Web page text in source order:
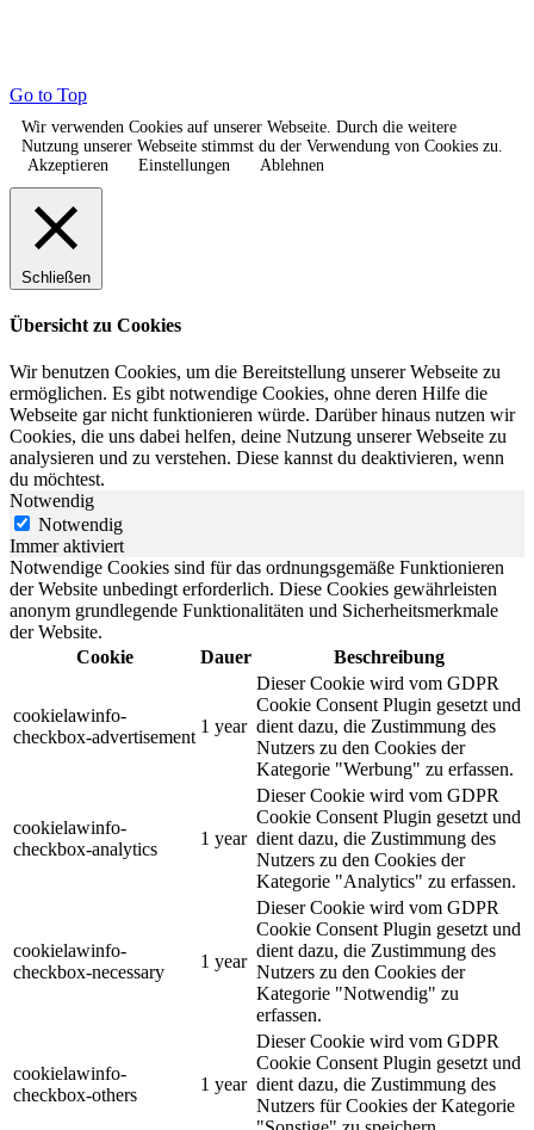
Go to Top
Wir verwenden Cookies auf unserer Webseite. Durch die weitere
Nutzung unserer Webseite stimmst du der Verwendung von Cookies zu.
Akzeptieren
Einstellungen Ablehnen
Schließen
Übersicht zu Cookies
Wir benutzen Cookies, um die Bereitstellung unserer Webseite zu
ermöglichen. Es gibt notwendige Cookies, ohne deren Hilfe die
Webseite gar nicht funktionieren würde. Darüber hinaus nutzen wir
Cookies, die uns dabei helfen, deine Nutzung unserer Webseite zu
analysieren und zu verstehen. Diese kannst du deaktivieren, wenn
du möchtest.
Notwendig
Notwendig
Immer aktiviert
Notwendige Cookies sind für das ordnungsgemäße Funktionieren
der Website unbedingt erforderlich. Diese Cookies gewährleisten
anonym grundlegende Funktionalitäten und Sicherheitsmerkmale
der Website.
Cookie
Dauer Beschreibung
cookielawinfo-
checkbox-advertisement
1 year
Dieser Cookie wird vom GDPR
Cookie Consent Plugin gesetzt und
dient dazu, die Zustimmung des
Nutzers zu den Cookies der
Kategorie "Werbung" zu erfassen.
cookielawinfo-
checkbox-analytics
1 year
Dieser Cookie wird vom GDPR
Cookie Consent Plugin gesetzt und
dient dazu, die Zustimmung des
Nutzers zu den Cookies der
Kategorie "Analytics" zu erfassen.
cookielawinfo-
checkbox-necessary
1 year
Dieser Cookie wird vom GDPR
Cookie Consent Plugin gesetzt und
dient dazu, die Zustimmung des
Nutzers zu den Cookies der
Kategorie "Notwendig" zu
erfassen.
cookielawinfo-
checkbox-others
1 year
Dieser Cookie wird vom GDPR
Cookie Consent Plugin gesetzt und
dient dazu, die Zustimmung des
Nutzers für Cookies der Kategorie